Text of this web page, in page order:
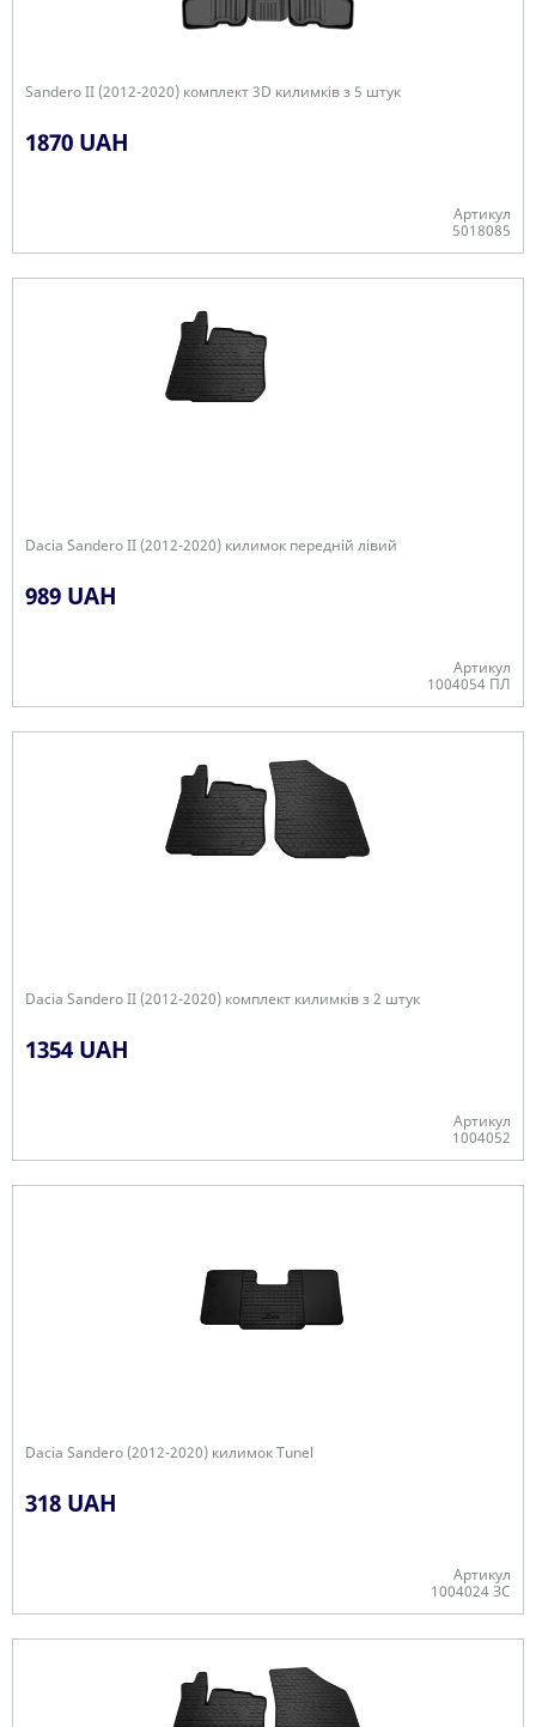
Sandero II (2012-2020) комплект 3D килимків з 5 штук
1870 UAH
Артикул
5018085
Dacia Sandero II (2012-2020) килимок передній лівий
989 UAH
Артикул
1004054 ПЛ
Dacia Sandero II (2012-2020) комплект килимків з 2 штук
1354 UAH
Артикул
1004052
Dacia Sandero (2012-2020) килимок Tunel
318 UAH
Артикул
1004024 ЗС